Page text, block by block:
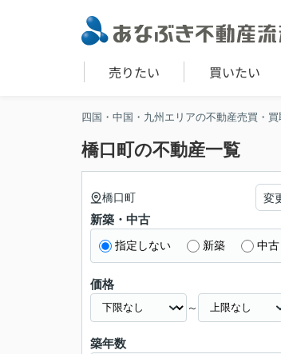
売りたい 買いたい
四国・中国・九州エリアの不動産売買・
橋口町の不動産一覧
橋口町 変
新築・中古
指定しない 新築 中古
価格
～
築年数